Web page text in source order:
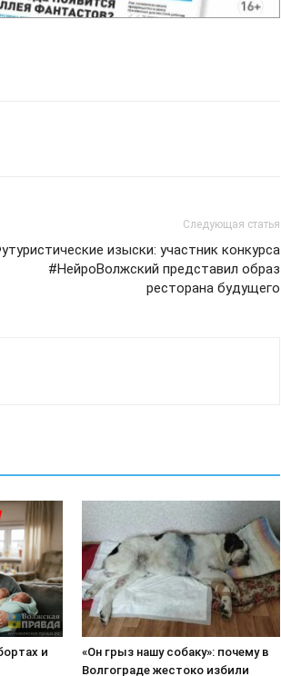
Следующая статья
изыски: участник конкурса
#НейроВолжский представил образ
ресторана будущего
и
«Он грыз нашу собаку»: почему в
Волгограде жестоко избили